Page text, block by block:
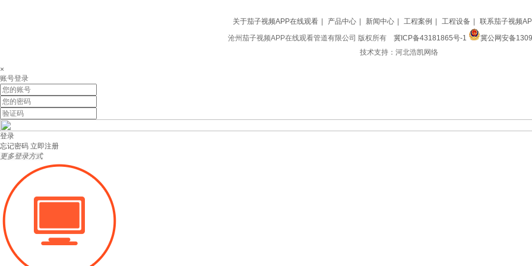
关于茄子视频APP在线观看 产品中心 新闻中心 工程案例 工程设备
联系茄子视频
沧州茄子视频APP在线观看管道有限公司 版权所有
冀ICP备43181865号-1
冀公网安备
技术支持：河北浩凯网络
×
账号登录
登录
忘记密码 立即注册
更多登录方式